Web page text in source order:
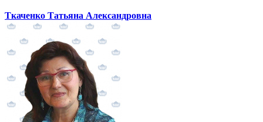
Ткаченко Татьяна Александровна